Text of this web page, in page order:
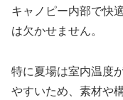
キャノピー内部で快
は欠かせません。
特に夏場は室内温度
やすいため、素材や